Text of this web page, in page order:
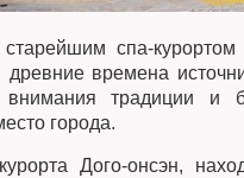
спа-
времена
традиции и
города.
Дого-онсэн,